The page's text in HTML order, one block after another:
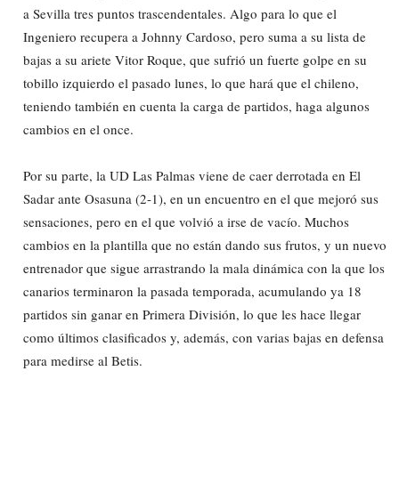
a Sevilla tres puntos trascendentales. Algo para lo que el
Ingeniero recupera a Johnny Cardoso, pero suma a su lista de
bajas a su ariete Vitor Roque, que sufrió un fuerte golpe en su
tobillo izquierdo el pasado lunes, lo que hará que el chileno,
teniendo también en cuenta la carga de partidos, haga algunos
cambios en el once.
Por su parte, la UD Las Palmas viene de caer derrotada en El
Sadar ante Osasuna (2-1), en un encuentro en el que mejoró sus
sensaciones, pero en el que volvió a irse de vacío. Muchos
cambios en la plantilla que no están dando sus frutos, y un nuevo
entrenador que sigue arrastrando la mala dinámica con la que los
canarios terminaron la pasada temporada, acumulando ya 18
partidos sin ganar en Primera División, lo que les hace llegar
como últimos clasificados y, además, con varias bajas en defensa
para medirse al Betis.